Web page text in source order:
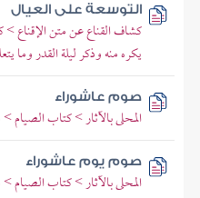
التوسعة على العيال
كشاف القناع عن متن الإقناع
يكره منه وذكر ليلة القدر وما
صوم عاشوراء
المحلى بالآثار > كتاب
صوم يوم عاشوراء
المحلى بالآثار > كتاب